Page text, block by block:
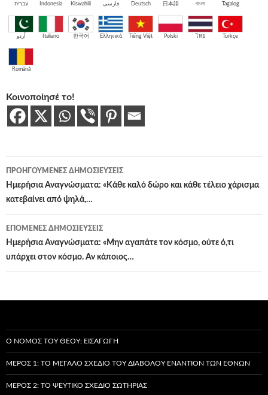
עברית Indonesia Kiswahili فارسی Deutsch 日本語 বাংলা Tagalog
اُردو Italiano 한국어 Ελληνικά Tiếng Việt Polski ไทย Türkçe
Română
Κοινοποίησέ το!
Πλοήγηση
άρθρων
ΠΡΟΗΓΟΎΜΕΝΕΣ ΔΗΜΟΣΙΕΎΣΕΙΣ
Ημερήσια Αναγνώσματα: «Κάθε καλό δώρο και κάθε τέλειο χάρισμα
κατεβαίνει από ψηλά,…
ΕΠΌΜΕΝΕΣ ΔΗΜΟΣΙΕΎΣΕΙΣ
Ημερήσια Αναγνώσματα: «Μην αγαπάτε τον κόσμο, ούτε ό,τι
υπάρχει στον κόσμο. Αν κάποιος…
Ο ΝΌΜΟΣ ΤΟΥ ΘΕΟΎ: ΕΙΣΑΓΩΓΉ
ΜΈΡΟΣ 1: ΤΟ ΜΕΓΆΛΟ ΣΧΈΔΙΟ ΤΟΥ ΔΙΑΒΌΛΟΥ ΕΝΑΝΤΊΟΝ ΤΩΝ ΕΘΝΏΝ
ΜΈΡΟΣ 2: ΤΟ ΨΕΎΤΙΚΟ ΣΧΈΔΙΟ ΣΩΤΗΡΊΑΣ